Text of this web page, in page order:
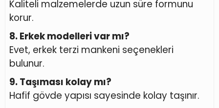
Kaliteli malzemelerde uzun süre formunu
korur.
8. Erkek modelleri var mı?
Evet, erkek terzi mankeni seçenekleri
bulunur.
9. Taşıması kolay mı?
Hafif gövde yapısı sayesinde kolay taşınır.